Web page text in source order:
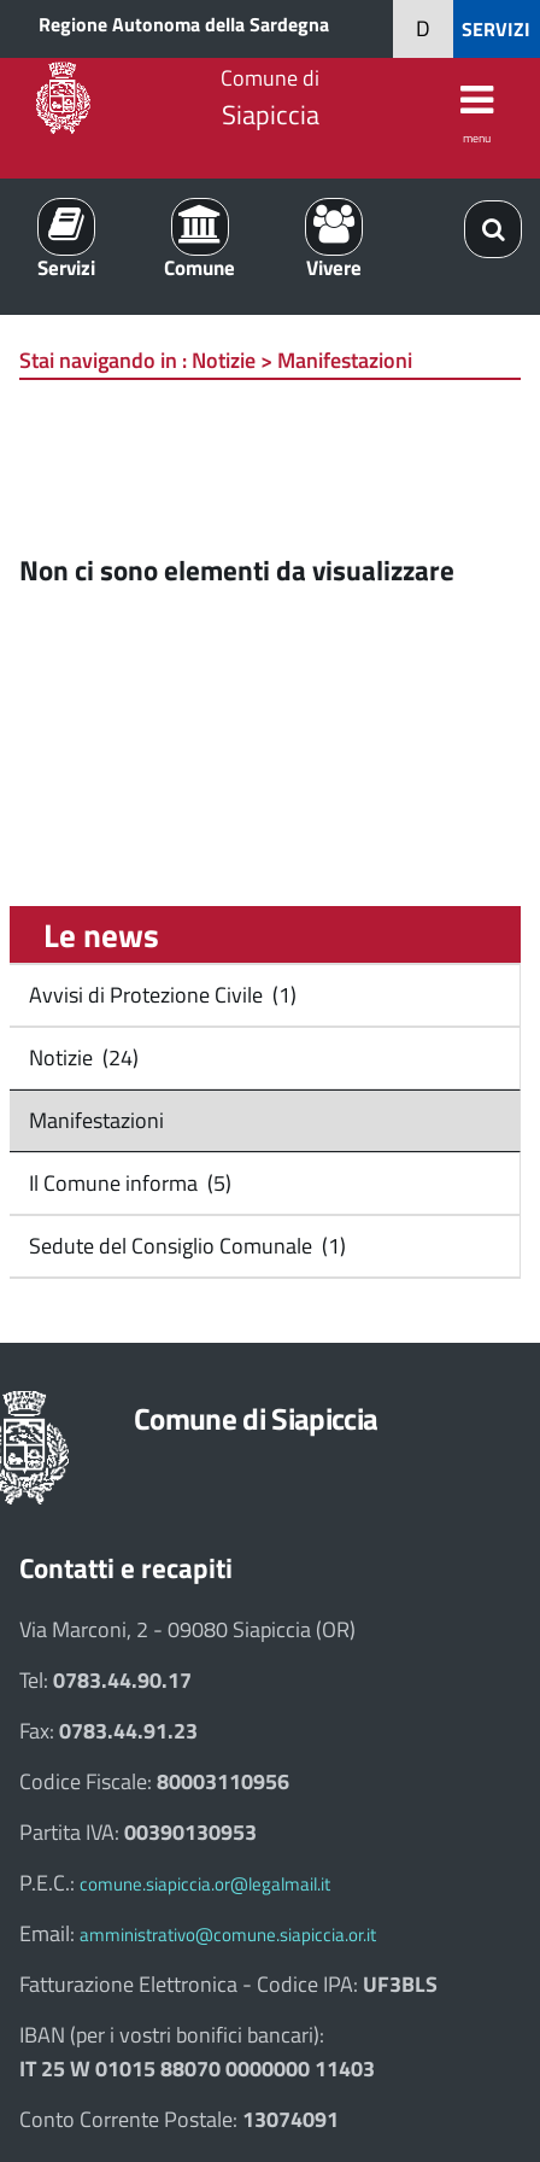
Regione Autonoma della Sardegna SERVIZI
D
Comune di
Siapiccia
menu
Servizi Comune Vivere
Stai navigando in :Notizie > Manifestazioni
Non ci sono elementi da visualizzare
Le news
Avvisi di Protezione Civile (1)
Notizie (24)
Manifestazioni
Il Comune informa (5)
Sedute del Consiglio Comunale (1)
Comune di Siapiccia
Contatti e recapiti
Via Marconi, 2 - 09080 Siapiccia (OR)
Tel:0783.44.90.17
Fax:0783.44.91.23
Codice Fiscale:80003110956
Partita IVA:00390130953
P.E.C.: comune.siapiccia.or@legalmail.it
Email: amministrativo@comune.siapiccia.or.it
Fatturazione Elettronica - Codice IPA: UF3BLS
IBAN (per i vostri bonifici bancari):
IT 25 W 01015 88070 0000000 11403
Conto Corrente Postale: 13074091